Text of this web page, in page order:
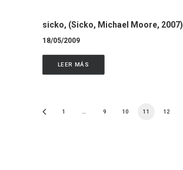
sicko, (Sicko, Michael Moore, 2007)
18/05/2009
LEER MÁS
1 9 10 11 12